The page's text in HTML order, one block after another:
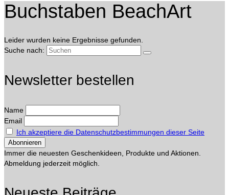
Buchstaben BeachArt
Leider wurden keine Ergebnisse gefunden.
Suche nach:
Newsletter bestellen
Name
Email
Ich akzeptiere die Datenschutzbestimmungen dieser Seite
Immer die neuesten Geschenkideen, Produkte und Aktionen.
Abmeldung jederzeit möglich.